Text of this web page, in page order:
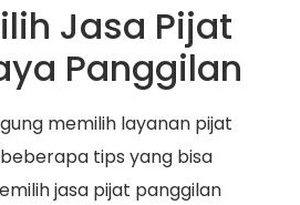
Jasa Pijat
Panggilan
memilih layanan pijat
tips yang bisa
jasa pijat panggilan